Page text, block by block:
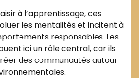
à l’apprentissage, ces
les mentalités et incitent à
responsables. Les
ici un rôle central, car ils
des communautés autour